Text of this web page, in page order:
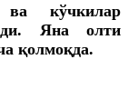
ва кўчкилар
Яна олти
қолмоқда.